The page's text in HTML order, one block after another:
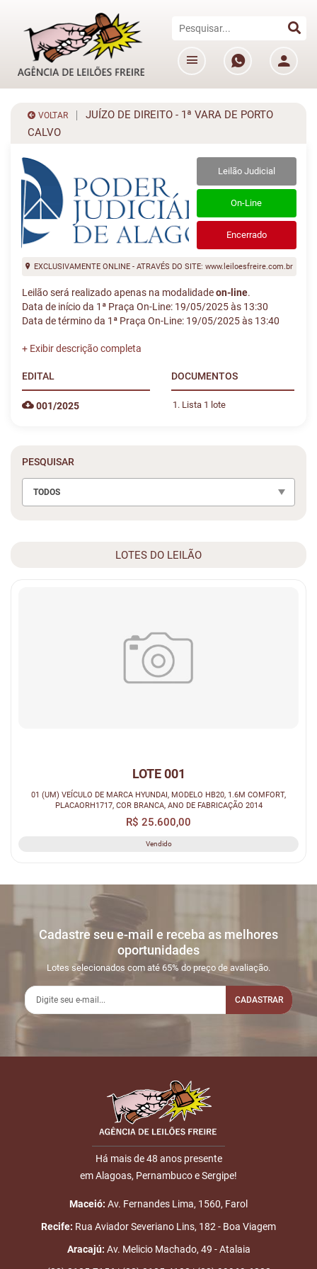
VOLTAR
JUÍZO DE DIREITO - 1ª VARA DE PORTO
CALVO
Leilão Judicial
On-Line
Encerrado
EXCLUSIVAMENTE ONLINE - ATRAVÉS DO SITE: www.leiloesfreire.com.br
Leilão será realizado apenas na modalidadeon-line.
Data de início da 1ª Praça On-Line: 19/05/2025 às 13:30
Data de término da 1ª Praça On-Line: 19/05/2025 às 13:40
Data da 2ª Praça On-Line: 29/05/2025 às 13:30
EDITAL
001/2025
DOCUMENTOS
Lista 1 lote
PESQUISAR
TODOS
LOTES DO LEILÃO
LOTE 001
01 (UM) VEÍCULO DE MARCA HYUNDAI, MODELO HB20, 1.6M COMFORT,
PLACAORH1717, COR BRANCA, ANO DE FABRICAÇÃO 2014
R$ 25.600,00
Vendido
Cadastre seu e-mail e receba as melhores
oportunidades
Lotes selecionados com até 65% do preço de avaliação.
CADASTRAR
Há mais de 48 anos presente
em Alagoas, Pernambuco e Sergipe!
Maceió: Av. Fernandes Lima, 1560, Farol
Recife: Rua Aviador Severiano Lins, 182 - Boa Viagem
Aracajú: Av. Melicio Machado, 49 - Atalaia